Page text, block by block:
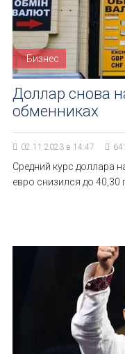
Бизнес
Доллар снова
обменниках
02.11.2023 в 14:47 641
Средний курс доллара
евро снизился до 40,30